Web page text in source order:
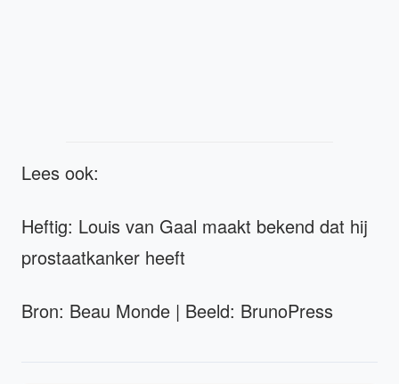
Lees ook:
Heftig: Louis van Gaal maakt bekend dat hij
prostaatkanker heeft
Bron: Beau Monde | Beeld: BrunoPress